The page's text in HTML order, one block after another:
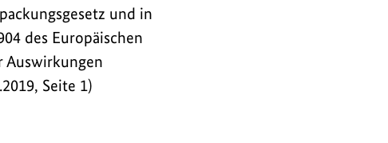
und in
des Europäischen
Auswirkungen
Seite 1)